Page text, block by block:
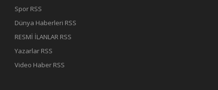
Spor RSS
Dünya Haberleri RSS
RESMİ İLANLAR RSS
Yazarlar RSS
Video Haber RSS